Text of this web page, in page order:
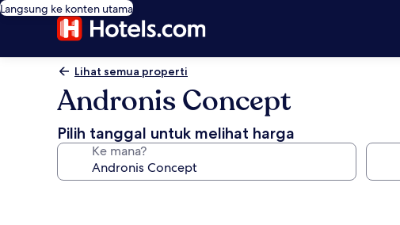
Langsung ke konten utama
Lihat semua properti
Andronis Concept
Pilih tanggal untuk melihat harga
Ke mana?